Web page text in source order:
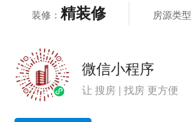
装修： 精装修 房源类
微信小程序
让 搜房 | 找房 更方便